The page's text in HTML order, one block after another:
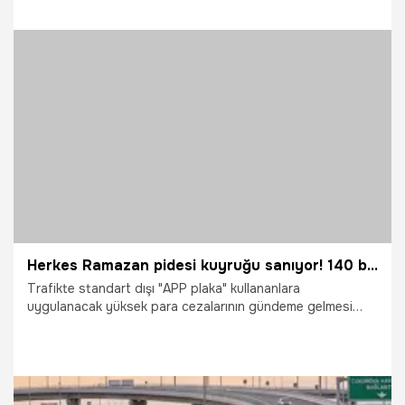
Herkes Ramazan pidesi kuyruğu sanıyor! 140 bin lirayı duyanlar sıraya giriyor
Trafikte standart dışı "APP plaka" kullananlara
uygulanacak yüksek para cezalarının gündeme gelmesi
yoğunluk oluşurken, sürücüler saatlerce sıra beklemek
zorunda kaldı. Ayrıca Şanlıurfa'da kamuoyunda "APP"